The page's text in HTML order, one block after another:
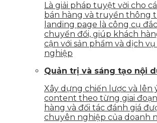
Là giải pháp tuyệt vời cho
bán hàng và truyền thông
landing page là công cụ
chuyển đổi, giúp khách
cận với sản phẩm và dịch
nghiệp
Quản trị và sáng tạo nội
Xây dựng chiến lược và lên
content theo từng giai
hàng và đối tác đánh giá
chuyên nghiệp của doanh